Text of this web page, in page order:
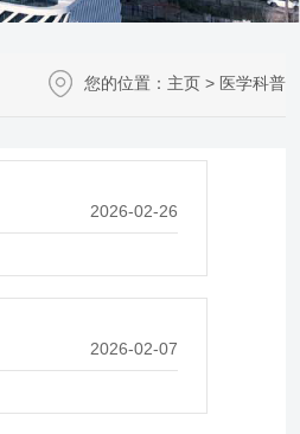
您的位置： 主页 > 医学科普
2026-02-26
2026-02-07